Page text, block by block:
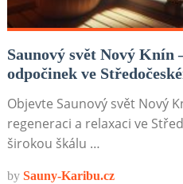
Saunový svět Nový
odpočinek ve
Objevte Saunový svět Nový
regeneraci a relaxaci ve
širokou škálu …
by Sauny-Karibu.cz